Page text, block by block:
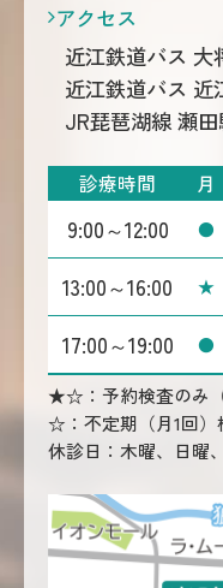
アクセス
近江鉄道バス 大
近江鉄道バス 近
JR琵琶湖線 瀬
★☆：予約検査のみ（
☆：不定期（月1回）
休診日：木曜、日曜
診療時間 月
9:00～12:00 ●
13:00～16:00 ★
17:00～19:00 ●